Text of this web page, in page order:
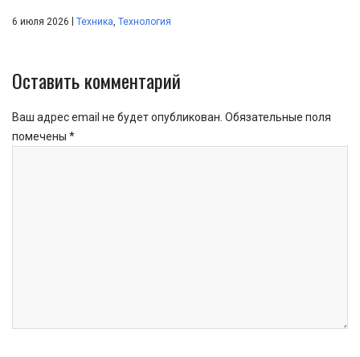
6 июля 2026 Техника, Технология
Оставить комментарий
Ваш адрес email не будет опубликован. Обязательные поля
помечены *